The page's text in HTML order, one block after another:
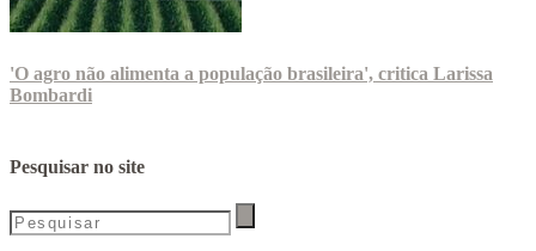
'O agro não alimenta a população brasileira', critica Larissa
Bombardi
Pesquisar no site